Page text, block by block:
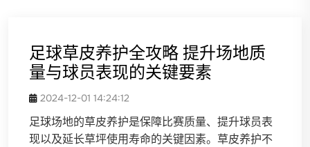
足球草皮养护全攻略 提升场地质
量与球员表现的关键要素
2024-12-01 14:24:12
足球场地的草皮养护是保障比赛质量、提升球员表
现以及延长草坪使用寿命的关键因素。草皮养护不